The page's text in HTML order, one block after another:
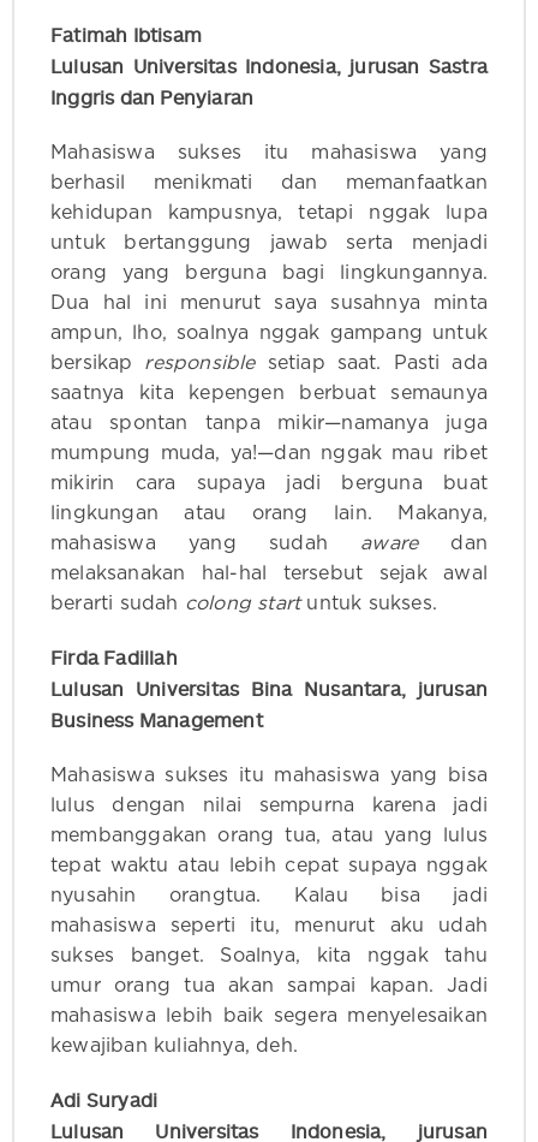
Fatimah Ibtisam
Lulusan Universitas Indonesia, jurusan Sastra
Inggris dan Penyiaran
Mahasiswa sukses itu mahasiswa yang
berhasil menikmati dan memanfaatkan
kehidupan kampusnya, tetapi nggak lupa
untuk bertanggung jawab serta menjadi
orang yang berguna bagi lingkungannya.
Dua hal ini menurut saya susahnya minta
ampun, lho, soalnya nggak gampang untuk
bersikap responsiblesetiap saat. Pasti ada
saatnya kita kepengen berbuat semaunya
atau spontan tanpa mikir—namanya juga
mumpung muda, ya!—dan nggak mau ribet
mikirin cara supaya jadi berguna buat
lingkungan atau orang lain. Makanya,
mahasiswa yang sudah awaredan
melaksanakan hal-hal tersebut sejak awal
berarti sudah colong startuntuk sukses.
Firda Fadillah
Lulusan Universitas Bina Nusantara, jurusan
Business Management
Mahasiswa sukses itu mahasiswa yang bisa
lulus dengan nilai sempurna karena jadi
membanggakan orang tua, atau yang lulus
tepat waktu atau lebih cepat supaya nggak
nyusahin orangtua. Kalau bisa jadi
mahasiswa seperti itu, menurut aku udah
sukses banget. Soalnya, kita nggak tahu
umur orang tua akan sampai kapan. Jadi
mahasiswa lebih baik segera menyelesaikan
kewajiban kuliahnya, deh.
Adi Suryadi
Lulusan Universitas Indonesia, jurusan